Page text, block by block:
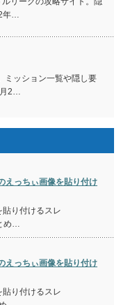
年…
ミッション一覧や隠し要
月2…
えっちぃ画像を貼り付け
り付けるスレ
め…
えっちぃ画像を貼り付け
り付けるスレ